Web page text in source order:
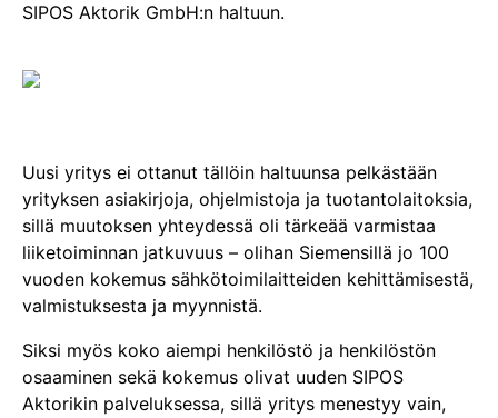
SIPOS Aktorik GmbH:n haltuun.
Uusi yritys ei ottanut tällöin haltuunsa pelkästään
yrityksen asiakirjoja, ohjelmistoja ja tuotantolaitoksia,
sillä muutoksen yhteydessä oli tärkeää varmistaa
liiketoiminnan jatkuvuus – olihan Siemensillä jo 100
vuoden kokemus sähkötoimilaitteiden kehittämisestä,
valmistuksesta ja myynnistä.
Siksi myös koko aiempi henkilöstö ja henkilöstön
osaaminen sekä kokemus olivat uuden SIPOS
Aktorikin palveluksessa, sillä yritys menestyy vain,